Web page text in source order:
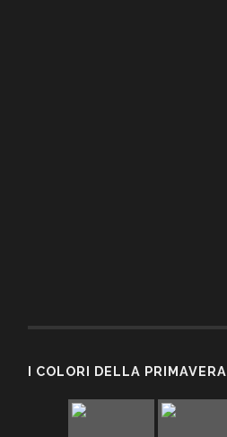
I COLORI DELLA PRIMAVERA